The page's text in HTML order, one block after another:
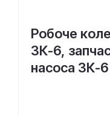
Робоче
3К-6,
насоса 3К-6